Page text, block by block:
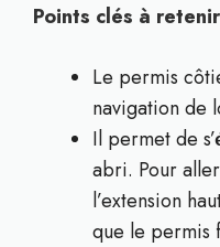
Points clés à
Le permis
navigation de
Il permet de
abri. Pour
l’extension
que le permis